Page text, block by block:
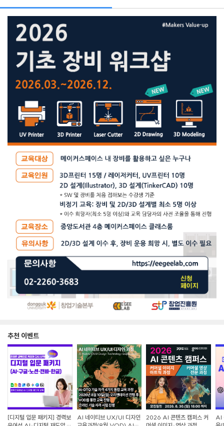
추천 이벤트
[디지털 입문 패키지] 경력보
AI 네이티브 UX/UI 디자인
2026 AI 콘텐츠 캠퍼스 커
AI